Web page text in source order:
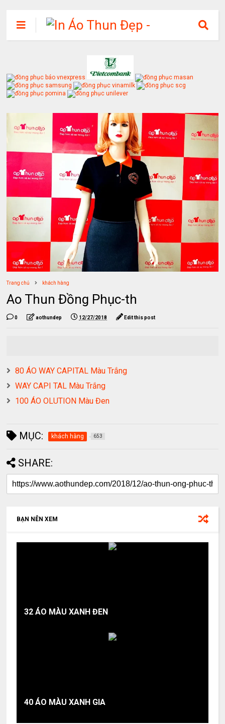
Trang chủ khách hàng
Ao Thun Đồng Phục-th
0 aothundep 12/27/2018 Edit this post
80 ÁO WAY CAPITAL Màu Trắng
WAY CAPI TAL Màu Trắng
100 ÁO OLUTION Màu Đen
MỤC: khách hàng 653
SHARE:
BẠN NÊN XEM
32 ÁO MÀU XANH ĐEN
40 ÁO MÀU XANH GIA